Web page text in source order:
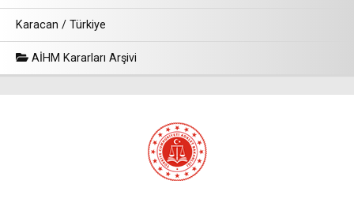
Karacan / Türkiye
AİHM Kararları Arşivi